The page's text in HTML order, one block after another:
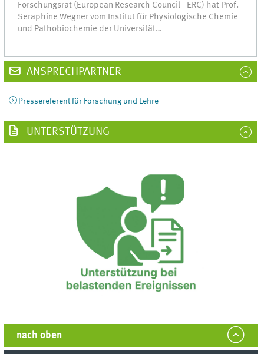
Forschungsrat (European Research Council - ERC) hat Prof.
Seraphine Wegner vom Institut für Physiologische Chemie
und Pathobiochemie der Universität…
ANSPRECHPARTNER
Pressereferent für Forschung und Lehre
UNTERSTÜTZUNG
nach oben